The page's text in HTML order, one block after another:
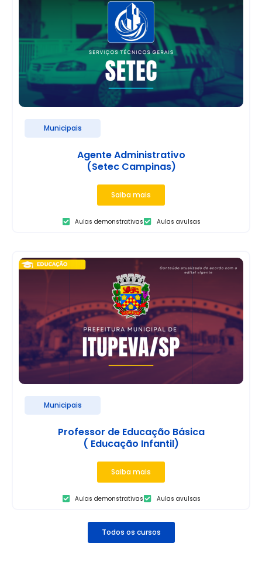
Municipais
Agente Administrativo
(Setec Campinas)
Saiba mais
Aulas demonstrativas Aulas avulsas
Municipais
Professor de Educação Básica
( Educação Infantil)
Saiba mais
Aulas demonstrativas Aulas avulsas
Todos os cursos